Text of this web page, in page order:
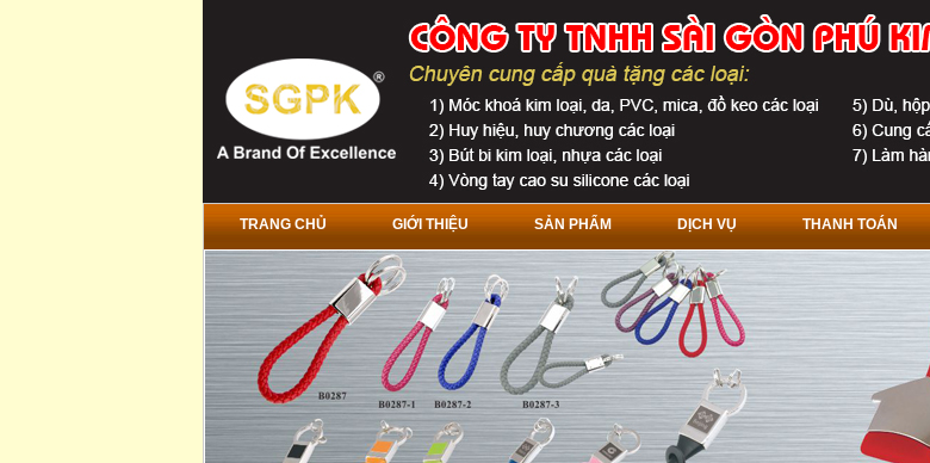
TRANG CHỦ GIỚI THIỆU SẢN PHẨM DỊCH VỤ THANH TOÁN